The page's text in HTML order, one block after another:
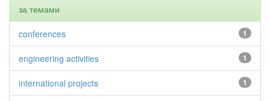
за темами
1
conferences
1
engineering activities
1
international projects